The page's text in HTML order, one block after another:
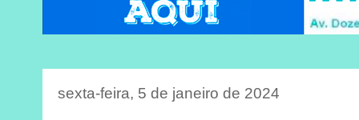
sexta-feira, 5 de janeiro de 2024